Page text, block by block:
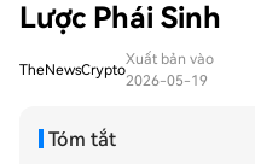
Lược Phái Sinh
TheNewsCrypto
Xuất bản vào
2026-05-19
Tóm tắt